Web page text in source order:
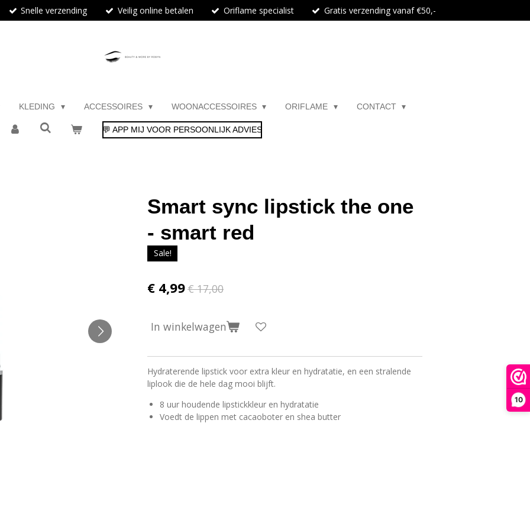
10
Snelle verzending Veilig online betalen Oriflame specialist Gratis verzending vanaf €50,-
KLEDING ACCESSOIRES WOONACCESSOIRES ORIFLAME CONTACT
💬 APP MIJ VOOR PERSOONLIJK ADVIES
Smart sync lipstick the one
- smart red
Sale!
€ 4,99€ 17,00
In winkelwagen
Hydraterende lipstick voor extra kleur en hydratatie, en een stralende
liplook die de hele dag mooi blijft.
8 uur houdende lipstickkleur en hydratatie
Voedt de lippen met cacaoboter en shea butter